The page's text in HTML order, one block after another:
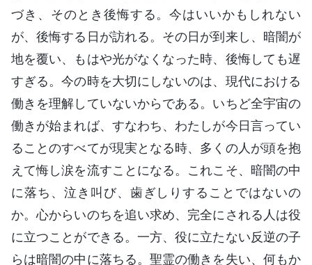
づき、そのとき後悔する。今はいいかもしれない
が、後悔する日が訪れる。その日が到来し、暗闇が
地を覆い、もはや光がなくなった時、後悔しても遅
すぎる。今の時を大切にしないのは、現代における
働きを理解していないからである。いちど全宇宙の
働きが始まれば、すなわち、わたしが今日言ってい
ることのすべてが現実となる時、多くの人が頭を抱
えて悔し涙を流すことになる。これこそ、暗闇の中
に落ち、泣き叫び、歯ぎしりすることではないの
か。心からいのちを追い求め、完全にされる人は役
に立つことができる。一方、役に立たない反逆の子
らは暗闇の中に落ちる。聖霊の働きを失い、何もか